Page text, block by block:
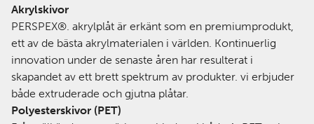
Akrylskivor
PERSPEX®. akrylplåt är erkänt som en premiumprodukt,
ett av de bästa akrylmaterialen i världen. Kontinuerlig
innovation under de senaste åren har resulterat i
skapandet av ett brett spektrum av produkter. vi erbjuder
både extruderade och gjutna plåtar.
Polyesterskivor (PET)